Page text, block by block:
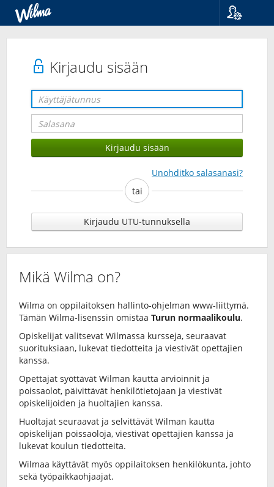
Kirjaudu sisään
Unohditko salasanasi?
tai
Kirjaudu UTU-tunnuksella
Mikä Wilma on?
Wilma on oppilaitoksen hallinto-ohjelman www-liittymä.
Tämän Wilma-lisenssin omistaa Turun normaalikoulu.
Opiskelijat valitsevat Wilmassa kursseja, seuraavat
suorituksiaan, lukevat tiedotteita ja viestivät opettajien
kanssa.
Opettajat syöttävät Wilman kautta arvioinnit ja
poissaolot, päivittävät henkilötietojaan ja viestivät
opiskelijoiden ja huoltajien kanssa.
Huoltajat seuraavat ja selvittävät Wilman kautta
opiskelijan poissaoloja, viestivät opettajien kanssa ja
lukevat koulun tiedotteita.
Wilmaa käyttävät myös oppilaitoksen henkilökunta, johto
sekä työpaikkaohjaajat.